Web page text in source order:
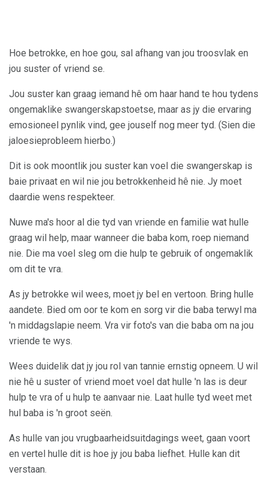
Hoe betrokke, en hoe gou, sal afhang van jou troosvlak en
jou suster of vriend se.
Jou suster kan graag iemand hê om haar hand te hou tydens
ongemaklike swangerskapstoetse, maar as jy die ervaring
emosioneel pynlik vind, gee jouself nog meer tyd. (Sien die
jaloesieprobleem hierbo.)
Dit is ook moontlik jou suster kan voel die swangerskap is
baie privaat en wil nie jou betrokkenheid hê nie. Jy moet
daardie wens respekteer.
Nuwe ma's hoor al die tyd van vriende en familie wat hulle
graag wil help, maar wanneer die baba kom, roep niemand
nie. Die ma voel sleg om die hulp te gebruik of ongemaklik
om dit te vra.
As jy betrokke wil wees, moet jy bel en vertoon. Bring hulle
aandete. Bied om oor te kom en sorg vir die baba terwyl ma
'n middagslapie neem. Vra vir foto's van die baba om na jou
vriende te wys.
Wees duidelik dat jy jou rol van tannie ernstig opneem. U wil
nie hê u suster of vriend moet voel dat hulle 'n las is deur
hulp te vra of u hulp te aanvaar nie. Laat hulle tyd weet met
hul baba is 'n groot seën.
As hulle van jou vrugbaarheidsuitdagings weet, gaan voort
en vertel hulle dit is hoe jy jou baba liefhet. Hulle kan dit
verstaan.